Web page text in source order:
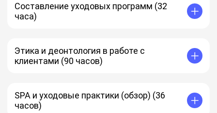
Составление уходовых программ (32
часа)
Этика и деонтология в работе с
клиентами (90 часов)
SPA и уходовые практики (обзор) (36
часов)